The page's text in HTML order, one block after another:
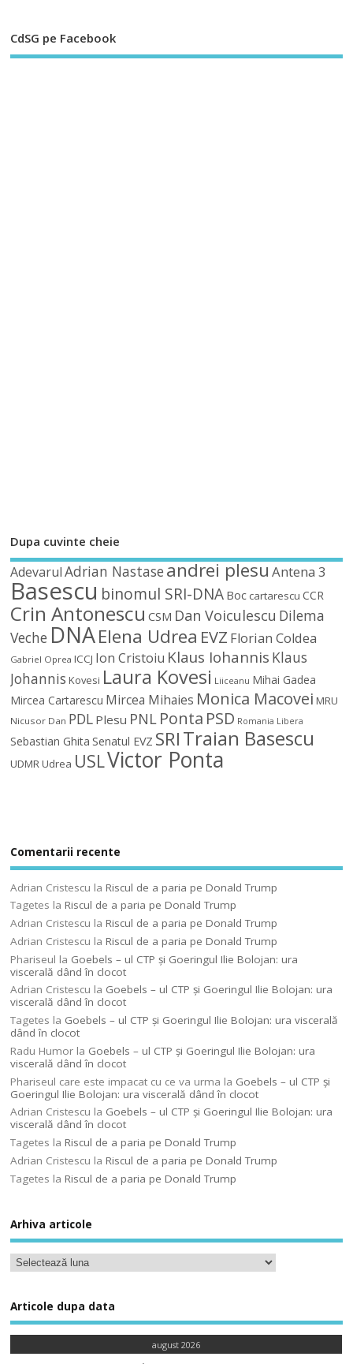
CdSG pe Facebook
Dupa cuvinte cheie
Adevarul Adrian Nastaseandrei plesuAntena 3
Basescu binomul SRI-DNA Boc cartarescu CCR
Crin Antonescu CSM Dan Voiculescu Dilema
Veche DNAElena Udrea EVZ Florian Coldea
Gabriel Oprea ICCJ Ion Cristoiu Klaus Iohannis Klaus
Johannis Kovesi Laura Kovesi Liiceanu Mihai Gadea
Mircea Cartarescu Mircea Mihaies Monica Macovei MRU
Nicusor Dan PDL Plesu PNL Ponta PSD Romania Libera
Sebastian Ghita Senatul EVZ SRITraian Basescu
UDMRUdrea USLVictor Ponta
Comentarii recente
Adrian Cristescu laRiscul de a paria pe Donald Trump
Tagetes laRiscul de a paria pe Donald Trump
Adrian Cristescu laRiscul de a paria pe Donald Trump
Adrian Cristescu laRiscul de a paria pe Donald Trump
Phariseul la Goebels – ul CTP şi Goeringul Ilie Bolojan: ura
viscerală dând în clocot
Adrian Cristescu la Goebels – ul CTP şi Goeringul Ilie Bolojan: ura
viscerală dând în clocot
Tagetes la Goebels – ul CTP şi Goeringul Ilie Bolojan: ura viscerală
dând în clocot
Radu Humor la Goebels – ul CTP şi Goeringul Ilie Bolojan: ura
viscerală dând în clocot
Phariseul care este impacat cu ce va urma la Goebels – ul CTP şi
Goeringul Ilie Bolojan: ura viscerală dând în clocot
Adrian Cristescu la Goebels – ul CTP şi Goeringul Ilie Bolojan: ura
viscerală dând în clocot
Tagetes laRiscul de a paria pe Donald Trump
Adrian Cristescu laRiscul de a paria pe Donald Trump
Tagetes laRiscul de a paria pe Donald Trump
Arhiva articole
Articole dupa data
august 2026